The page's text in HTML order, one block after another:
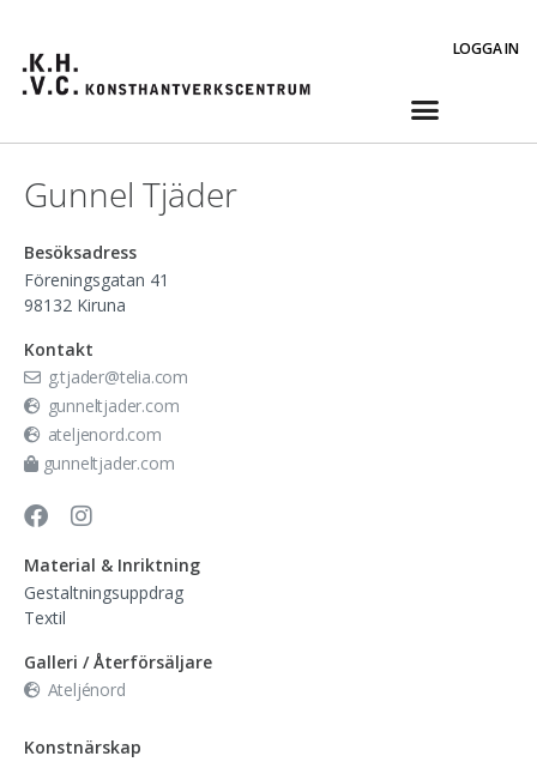
LOGGA IN
Gunnel Tjäder
Besöksadress
Föreningsgatan 41
98132 Kiruna
Kontakt
g.tjader@telia.com
gunneltjader.com
ateljenord.com
gunneltjader.com
Material & Inriktning
Gestaltningsuppdrag
Textil
Galleri / Återförsäljare
Ateljénord
Konstnärskap